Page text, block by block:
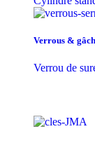
Verrous &
Verrou de